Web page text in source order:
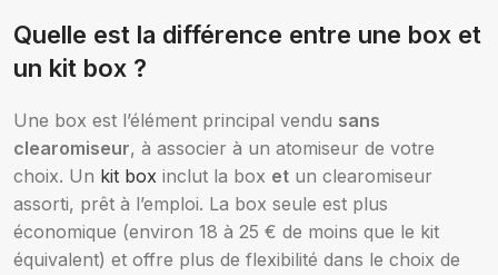
Quelle est la différence entre une box et
un kit box ?
Une box est l’élément principal vendu sans
clearomiseur, à associer à un atomiseur de votre
choix. Un kit box inclut la box et un clearomiseur
assorti, prêt à l’emploi. La box seule est plus
économique (environ 18 à 25 € de moins que le kit
équivalent) et offre plus de flexibilité dans le choix de